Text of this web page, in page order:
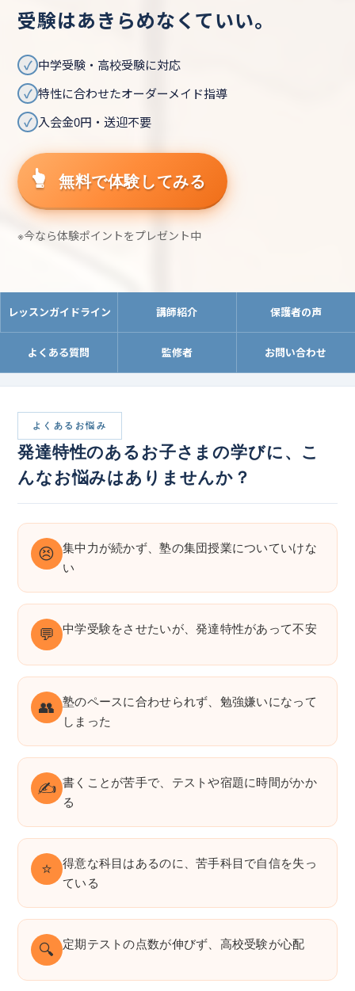
受験はあきらめなくていい。
✓ 中学受験・高校受験に対応
✓ 特性に合わせたオーダーメイド指導
✓ 入会金0円・送迎不要
無料で体験してみる
※今なら体験ポイントをプレゼント中
レッスンガイドライン 講師紹介 保護者の声
よくある質問 監修者 お問い合わせ
よくあるお悩み
発達特性のあるお子さまの学びに、こ
んなお悩みはありませんか？
😣 集中力が続かず、塾の集団授業についていけな
い
💬 中学受験をさせたいが、発達特性があって不安
👥 塾のペースに合わせられず、勉強嫌いになって
しまった
✍️ 書くことが苦手で、テストや宿題に時間がかか
る
⭐
得意な科目はあるのに、苦手科目で自信を失っ
ている
🔍 定期テストの点数が伸びず、高校受験が心配